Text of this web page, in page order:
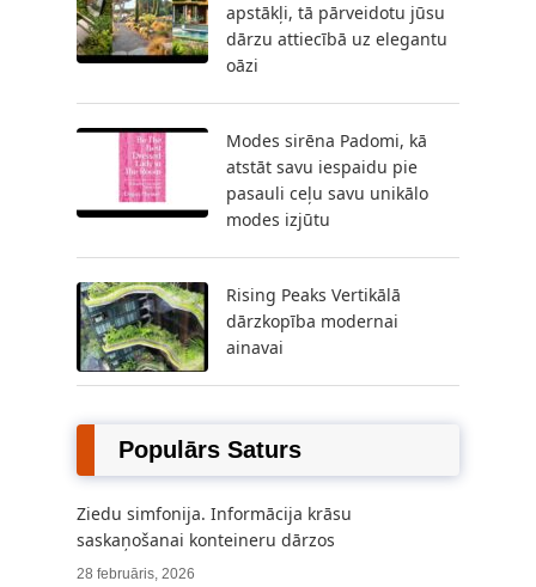
apstākļi, tā pārveidotu jūsu
dārzu attiecībā uz elegantu
oāzi
Modes sirēna Padomi, kā
atstāt savu iespaidu pie
pasauli ceļu savu unikālo
modes izjūtu
Rising Peaks Vertikālā
dārzkopība modernai
ainavai
Populārs Saturs
Ziedu simfonija. Informācija krāsu
saskaņošanai konteineru dārzos
28 februāris, 2026